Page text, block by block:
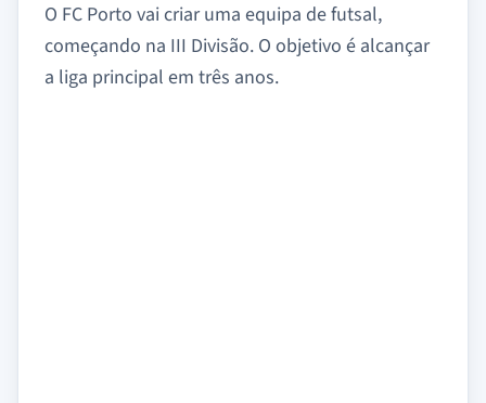
O FC Porto vai criar uma equipa de futsal,
começando na III Divisão. O objetivo é alcançar
a liga principal em três anos.